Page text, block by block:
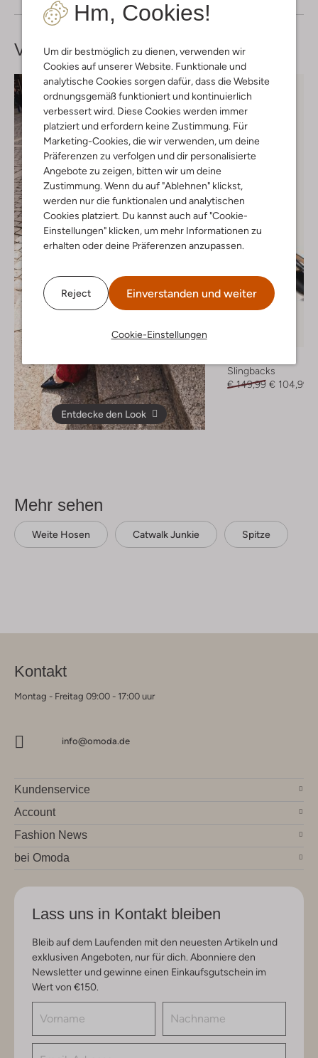
Hm, Cookies!
Um dir bestmöglich zu dienen, verwenden wir
Cookies auf unserer Website. Funktionale und
analytische Cookies sorgen dafür, dass die Website
ordnungsgemäß funktioniert und kontinuierlich
verbessert wird. Diese Cookies werden immer
platziert und erfordern keine Zustimmung. Für
Marketing-Cookies, die wir verwenden, um deine
Präferenzen zu verfolgen und dir personalisierte
Angebote zu zeigen, bitten wir um deine
Zustimmung. Wenn du auf "Ablehnen" klickst,
werden nur die funktionalen und analytischen
Cookies platziert. Du kannst auch auf "Cookie-
Einstellungen" klicken, um mehr Informationen zu
erhalten oder deine Präferenzen anzupassen.
Reject Einverstanden und weiter
Cookie-Einstellungen
Vervollständige deinenLook
Entdecke den Look
Slingbacks
€ 149,99 € 104,99
Mehr sehen
Weite Hosen Catwalk Junkie Spitze
Kontakt
Montag - Freitag 09:00 - 17:00 uur
info@omoda.de
Kundenservice
Account
Fashion News
bei Omoda
Lass uns in Kontakt bleiben
Bleib auf dem Laufenden mit den neuesten Artikeln und
exklusiven Angeboten, nur für dich. Abonniere den
Newsletter und gewinne einen Einkaufsgutschein im
Wert von €150.